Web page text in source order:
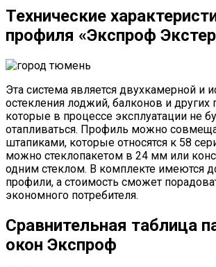
Технические
профиля «Экспроф
Эта система является двухкамерной и
остекления лоджий, балконов и
которые в процессе эксплуатации не
отапливаться. Профиль можно
штапиками, которые относятся к 58
можно стеклопакетом в 24 мм или
одним стеклом. В комплекте имеются
профили, а стоимость сможет
экономного потребителя.
Сравнительная таблица
окон Экспроф